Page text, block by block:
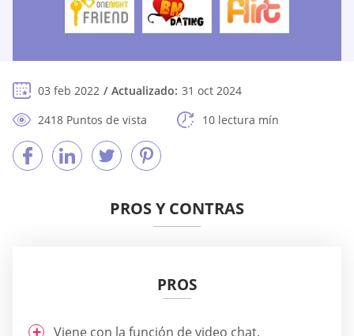
03 feb 2022 Actualizado: 31 oct 2024
2418 Puntos de vista
10 lectura mín
PROS Y CONTRAS
PROS
Viene con la función de video chat.